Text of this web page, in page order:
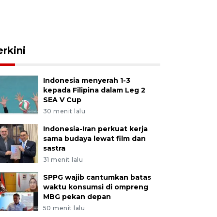
Indonesia menyerah 1-3
kepada Filipina dalam Leg 2
SEA V Cup
30 menit lalu
Indonesia-Iran perkuat kerja
sama budaya lewat film dan
sastra
31 menit lalu
SPPG wajib cantumkan batas
waktu konsumsi di ompreng
MBG pekan depan
50 menit lalu